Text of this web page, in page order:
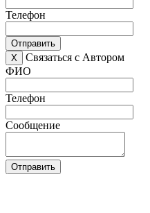
Телефон
Отправить
X
Связаться с Автором
ФИО
Телефон
Сообщение
Отправить